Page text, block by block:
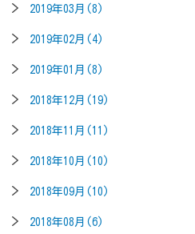
2019年03月(8)
2019年02月(4)
2019年01月(8)
2018年12月(19)
2018年11月(11)
2018年10月(10)
2018年09月(10)
2018年08月(6)